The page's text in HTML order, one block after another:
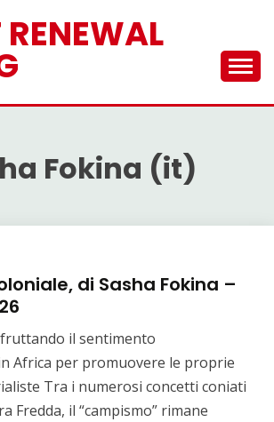
RENEWAL
Fokina (it)
di Sasha Fokina –
il sentimento
Africa per promuovere le proprie
Tra i numerosi concetti coniati
Fredda, il “campismo” rimane